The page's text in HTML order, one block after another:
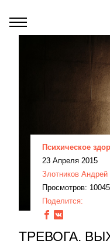
Психическое
23 Апреля 2015
Злотников Андрей
Просмотров: 10045
Поделится:
ТРЕВОГА.